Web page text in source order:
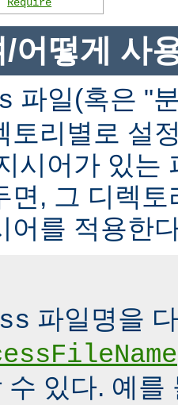
/어떻게 사
파일(혹은 "
토리별로 설
시어가 있는
면, 그 디렉
어를 적용한
파일명을
수 있다. 예